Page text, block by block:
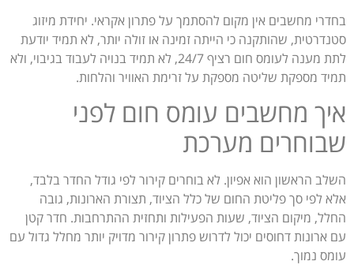
בחדרי מחשבים אין מקום להסתמך על פתרון אקראי. יחידת מיזוג
סטנדרטית, שהותקנה כי הייתה זמינה או זולה יותר, לא תמיד יודעת
לתת מענה לעומס חום רציף 24/7, לא תמיד בנויה לעבוד בגיבוי, ולא
תמיד מספקת שליטה מספקת על זרימת האוויר והלחות.
איך מחשבים עומס חום לפני
שבוחרים מערכת
השלב הראשון הוא אפיון. לא בוחרים קירור לפי גודל החדר בלבד,
אלא לפי סך פליטת החום של כלל הציוד, תצורת הארונות, גובה
החלל, מיקום הציוד, שעות הפעילות ותחזית ההתרחבות. חדר קטן
עם ארונות דחוסים יכול לדרוש פתרון קירור מדויק יותר מחלל גדול עם
עומס נמוך.